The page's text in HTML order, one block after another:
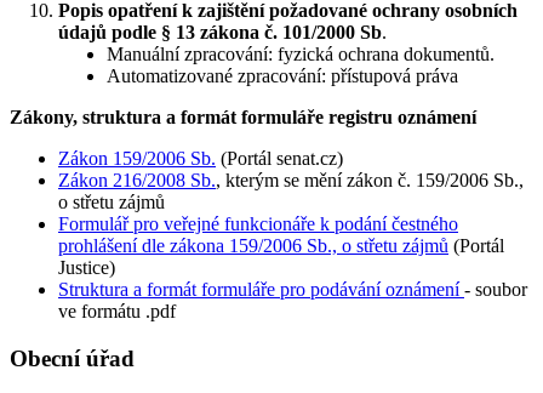
Popis opatření k zajištění požadované ochrany osobních
údajů podle § 13 zákona č. 101/2000 Sb.
Manuální zpracování: fyzická ochrana dokumentů.
Automatizované zpracování: přístupová práva
Zákony, struktura a formát formuláře registru oznámení
Zákon 159/2006 Sb. (Portál senat.cz)
Zákon 216/2008 Sb., kterým se mění zákon č. 159/2006 Sb.,
o střetu zájmů
Formulář pro veřejné funkcionáře k podání čestného
prohlášení dle zákona 159/2006 Sb., o střetu zájmů (Portál
Justice)
Struktura a formát formuláře pro podávání oznámení- soubor
ve formátu .pdf
Obecní úřad